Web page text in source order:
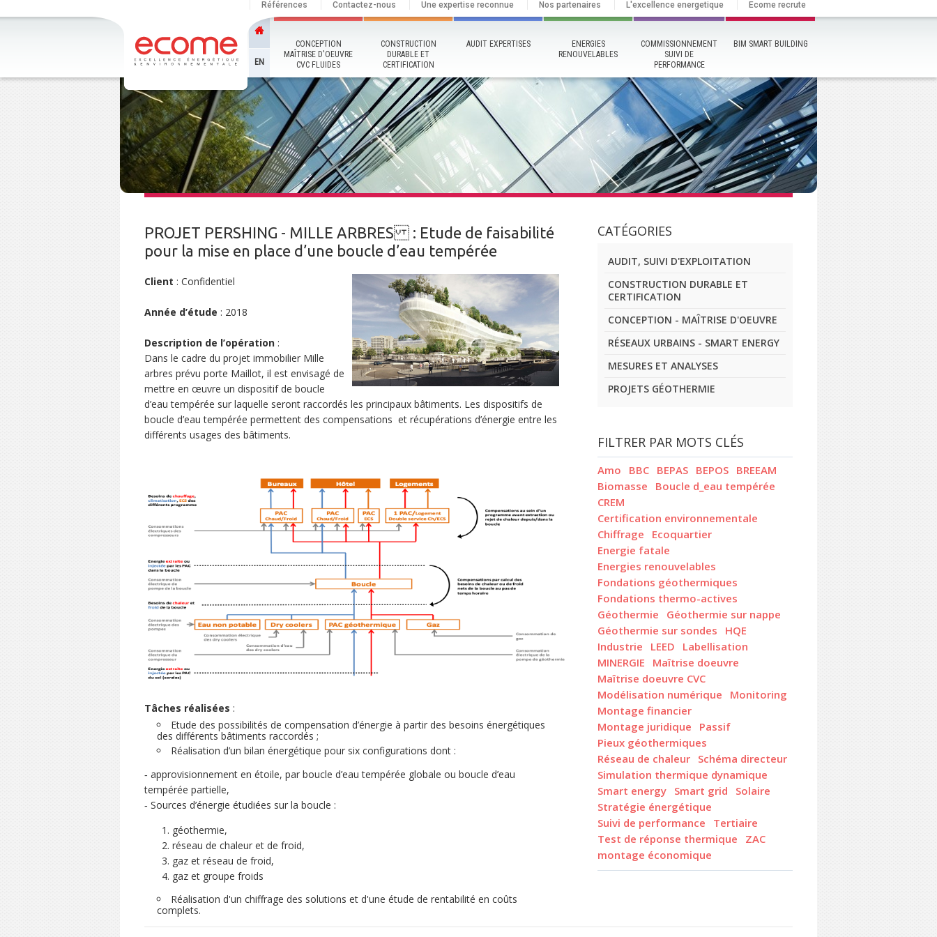
Références Contactez-nous Une expertise reconnue Nos partenaires L'excellence energetique Ecome recrute
EN
CONCEPTION
MAÎTRISE D'OEUVRE
CVC FLUIDES
CONSTRUCTION
DURABLE ET
CERTIFICATION
AUDIT EXPERTISES
ENERGIES
RENOUVELABLES
COMMISSIONNEMENT
SUIVI DE
PERFORMANCE
BIM SMART BUILDING
PROJET PERSHING - MILLE ARBRES : Etude de faisabilité
pour la mise en place d’une boucle d’eau tempérée
Client : Confidentiel
Année d’étude : 2018
Description de l’opération :
Dans le cadre du projet immobilier Mille
arbres prévu porte Maillot, il est envisagé de
mettre en œuvre un dispositif de boucle
d’eau tempérée sur laquelle seront raccordés les principaux bâtiments. Les dispositifs de
boucle d’eau tempérée permettent des compensations et récupérations d’énergie entre les
différents usages des bâtiments.
Tâches réalisées :
Etude des possibilités de compensation d’énergie à partir des besoins énergétiques
des différents bâtiments raccordés ;
Réalisation d’un bilan énergétique pour six configurations dont :
‐ approvisionnement en étoile, par boucle d’eau tempérée globale ou boucle d’eau
tempérée partielle,
‐ Sources d’énergie étudiées sur la boucle :
géothermie,
réseau de chaleur et de froid,
gaz et réseau de froid,
gaz et groupe froids
Réalisation d'un chiffrage des solutions et d'une étude de rentabilité en coûts
complets.
CATÉGORIES
AUDIT, SUIVI D'EXPLOITATION
CONSTRUCTION DURABLE ET
CERTIFICATION
CONCEPTION - MAÎTRISE D'OEUVRE
RÉSEAUX URBAINS - SMART ENERGY
MESURES ET ANALYSES
PROJETS GÉOTHERMIE
FILTRER PAR MOTS CLÉS
Amo BBC BEPAS BEPOS BREEAM
Biomasse
Boucle d_eau tempérée
CREM
Certification environnementale
Chiffrage
Ecoquartier
Energie fatale
Energies renouvelables
Fondations géothermiques
Fondations thermo-actives
Géothermie
Géothermie sur nappe
Géothermie sur sondes
HQE
Industrie
LEED
Labellisation
MINERGIE
Maîtrise doeuvre
Maîtrise doeuvre CVC
Modélisation numérique
Monitoring
Montage financier
Montage juridique
Passif
Pieux géothermiques
Réseau de chaleur Schéma directeur
Simulation thermique dynamique
Smart energy Smart grid
Solaire
Stratégie énergétique
Suivi de performance
Tertiaire
Test de réponse thermique
ZAC
montage économique